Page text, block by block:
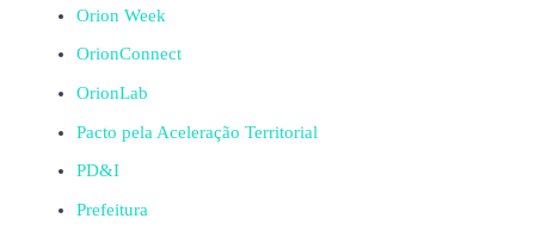
Orion Week
OrionConnect
OrionLab
Pacto pela Aceleração Territorial
PD&I
Prefeitura